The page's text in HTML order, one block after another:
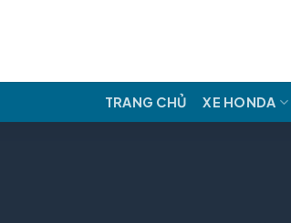
TRANG CHỦ XE HONDA